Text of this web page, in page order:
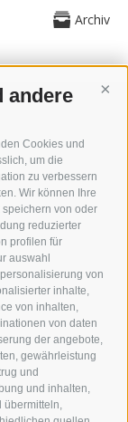
andere
Cookies und
um die
zu verbessern
Wir können Ihre
von oder
reduzierter
profilen für
auswahl
von
inhalte,
von inhalten,
von daten
der angebote,
gewährleistung
und
und inhalten,
übermitteln,
Archiv